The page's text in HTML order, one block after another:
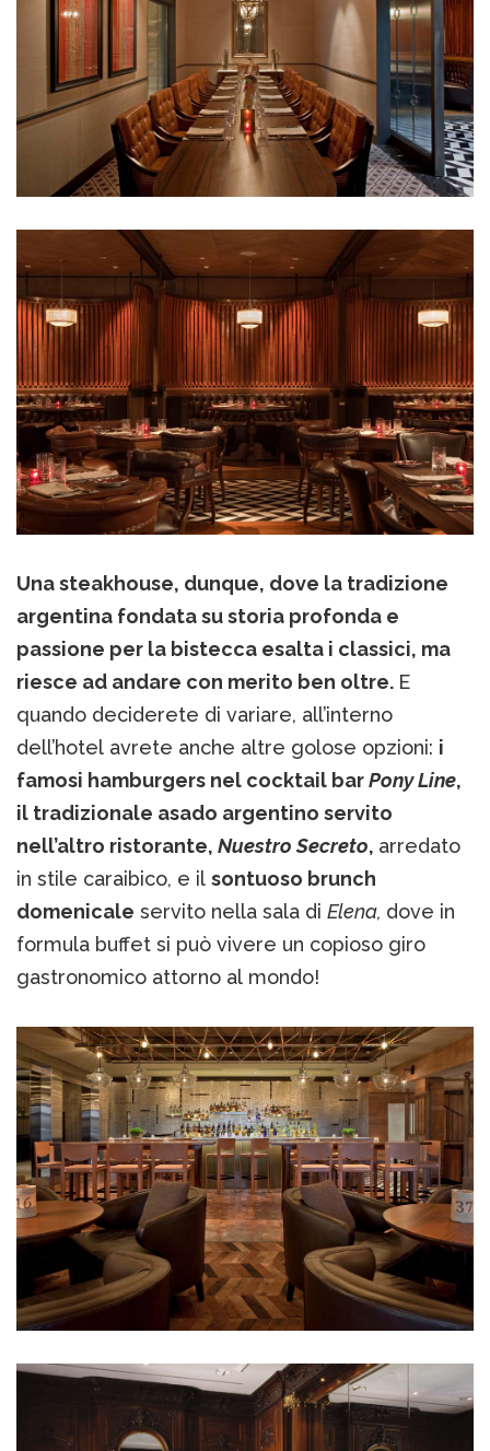
Una steakhouse, dunque, dove la tradizione
argentina fondata su storia profonda e
passione per la bistecca esalta i classici, ma
riesce ad andare con merito ben oltre. E
quando deciderete di variare, all’interno
dell’hotel avrete anche altre golose opzioni: i
famosi hamburgers nel cocktail barPony Line,
il tradizionale asado argentino servito
nell’altro ristorante, Nuestro Secreto, arredato
in stile caraibico, e il sontuoso brunch
domenicale servito nella sala di Elena, dove in
formula buffet si può vivere un copioso giro
gastronomico attorno al mondo!